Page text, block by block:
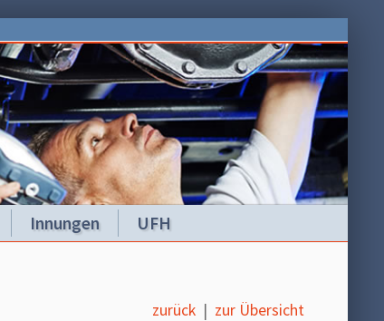
Innungen UFH
zurück| zur Übersicht